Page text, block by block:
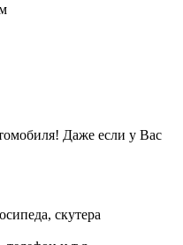
Даже если у Вас
скутера